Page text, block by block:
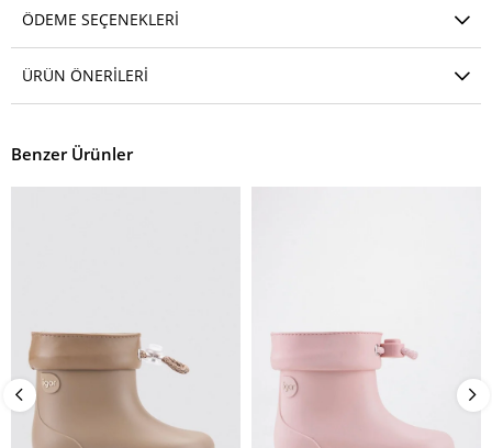
ÖDEME SEÇENEKLERI
ÜRÜN ÖNERILERI
Benzer Ürünler